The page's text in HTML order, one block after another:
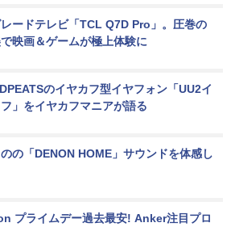
ードテレビ「TCL Q7D Pro」。圧巻の
映画＆ゲームが極上体験に
のイヤカフ型イヤフォン「UU2イ
」をイヤカフマニアが語る
の「DENON HOME」サウンドを体感し
プライムデー過去最安! Anker注目プロ